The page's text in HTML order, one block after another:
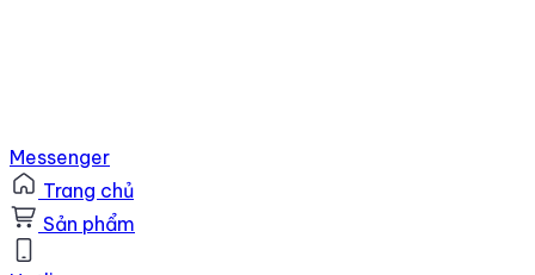
Messenger
Trang chủ
Sản phẩm